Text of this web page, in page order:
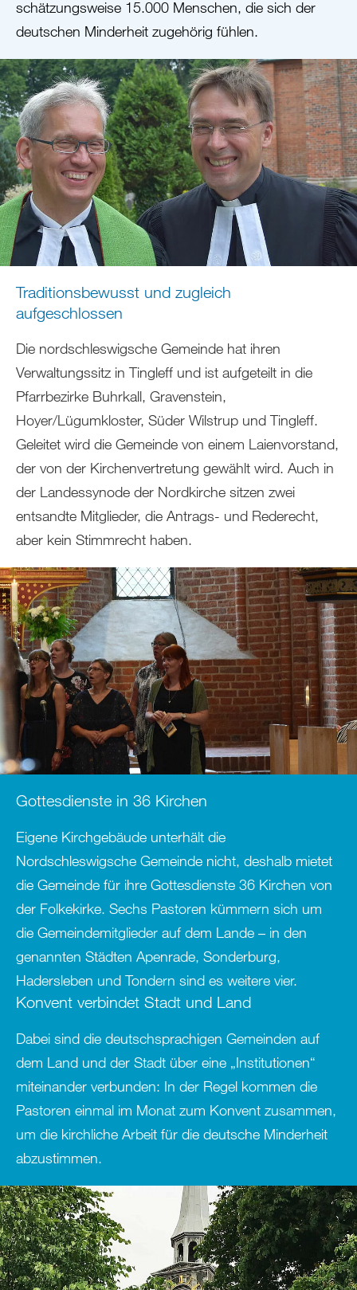
schätzungsweise 15.000 Menschen, die sich der
deutschen Minderheit zugehörig fühlen.
Traditionsbewusst und zugleich
aufgeschlossen
Die nordschleswigsche Gemeinde hat ihren
Verwaltungssitz in Tingleff und ist aufgeteilt in die
Pfarrbezirke Buhrkall, Gravenstein,
Hoyer/Lügumkloster, Süder Wilstrup und Tingleff.
Geleitet wird die Gemeinde von einem Laienvorstand,
der von der Kirchenvertretung gewählt wird. Auch in
der Landessynode der Nordkirche sitzen zwei
entsandte Mitglieder, die Antrags- und Rederecht,
aber kein Stimmrecht haben.
Gottesdienste in 36 Kirchen
Eigene Kirchgebäude unterhält die
Nordschleswigsche Gemeinde nicht, deshalb mietet
die Gemeinde für ihre Gottesdienste 36 Kirchen von
der Folkekirke. Sechs Pastoren kümmern sich um
die Gemeindemitglieder auf dem Lande – in den
genannten Städten Apenrade, Sonderburg,
Hadersleben und Tondern sind es weitere vier.
Konvent verbindet Stadt und Land
Dabei sind die deutschsprachigen Gemeinden auf
dem Land und der Stadt über eine „Institutionen“
miteinander verbunden: In der Regel kommen die
Pastoren einmal im Monat zum Konvent zusammen,
um die kirchliche Arbeit für die deutsche Minderheit
abzustimmen.